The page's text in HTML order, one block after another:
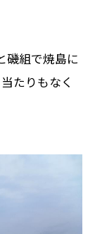
磯組で焼島に
たりもなく